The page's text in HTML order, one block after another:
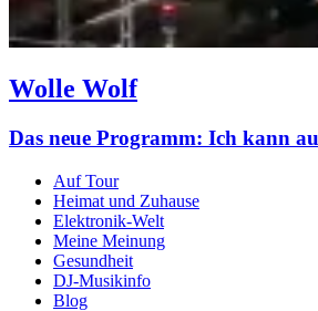
Wolle Wolf
Das neue Programm: Ich kann
Auf Tour
Heimat und Zuhause
Elektronik-Welt
Meine Meinung
Gesundheit
DJ-Musikinfo
Blog